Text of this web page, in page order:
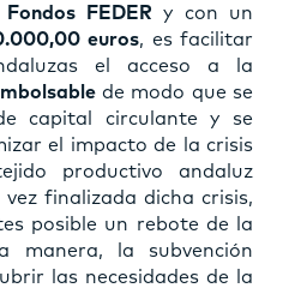
FEDER y con un
euros, es facilitar
el acceso a la
de modo que se
capital circulante y se
el impacto de la crisis
productivo andaluz
finalizada dicha crisis,
posible un rebote de la
manera, la subvención
las necesidades de la